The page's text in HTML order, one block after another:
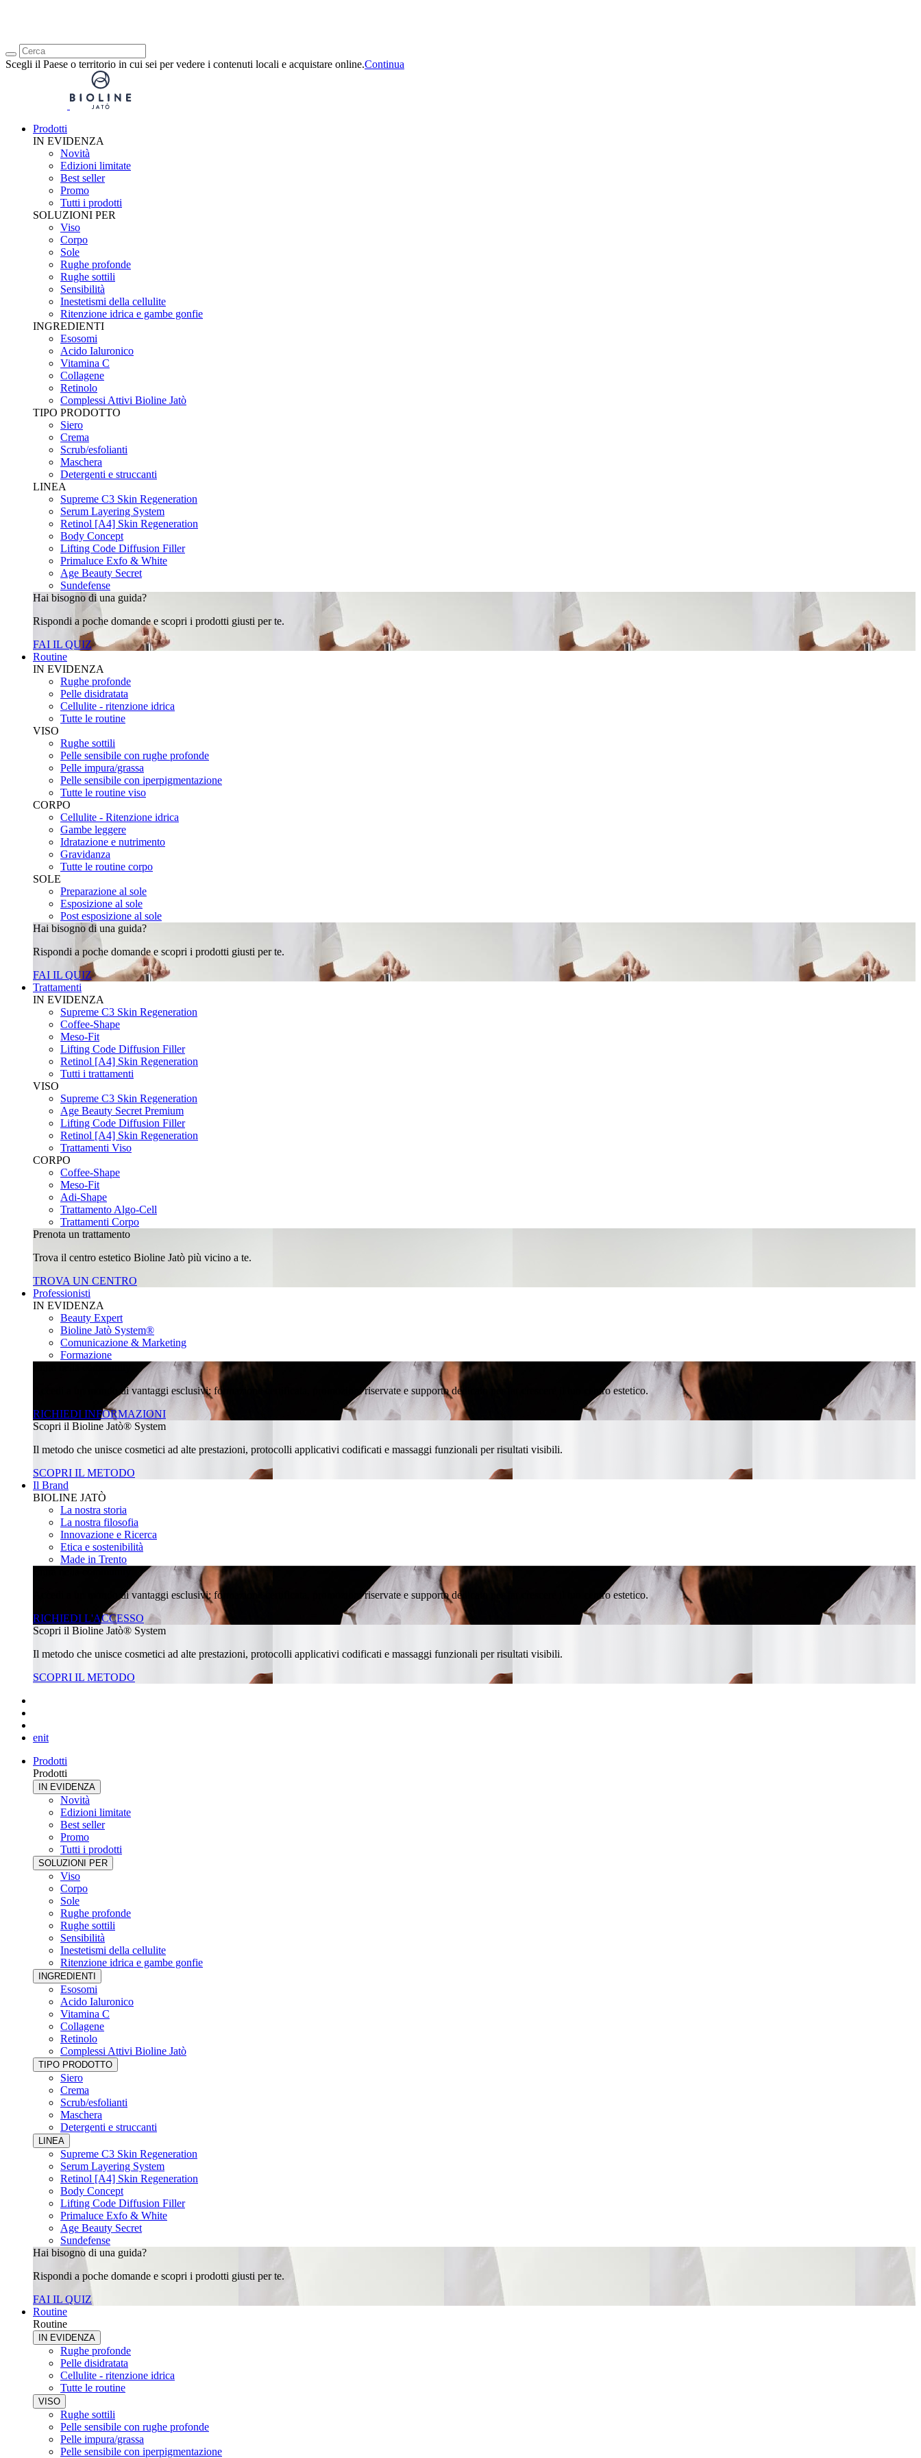
Scegli il Paese o territorio in cui sei per vedere i contenuti locali e acquistare online.Continua
Prodotti
IN EVIDENZA
Novità
Edizioni limitate
Best seller
Promo
Tutti i prodotti
SOLUZIONI PER
Viso
Corpo
Sole
Rughe profonde
Rughe sottili
Sensibilità
Inestetismi della cellulite
Ritenzione idrica e gambe gonfie
INGREDIENTI
Esosomi
Acido Ialuronico
Vitamina C
Collagene
Retinolo
Complessi Attivi Bioline Jatò
TIPO PRODOTTO
Siero
Crema
Scrub/esfolianti
Maschera
Detergenti e struccanti
LINEA
Supreme C3 Skin Regeneration
Serum Layering System
Retinol [A4] Skin Regeneration
Body Concept
Lifting Code Diffusion Filler
Primaluce Exfo & White
Age Beauty Secret
Sundefense
Hai bisogno di una guida?
Rispondi a poche domande e scopri i prodotti giusti per te.
FAI IL QUIZ
Routine
IN EVIDENZA
Rughe profonde
Pelle disidratata
Cellulite - ritenzione idrica
Tutte le routine
VISO
Rughe sottili
Pelle sensibile con rughe profonde
Pelle impura/grassa
Pelle sensibile con iperpigmentazione
Tutte le routine viso
CORPO
Cellulite - Ritenzione idrica
Gambe leggere
Idratazione e nutrimento
Gravidanza
Tutte le routine corpo
SOLE
Preparazione al sole
Esposizione al sole
Post esposizione al sole
Hai bisogno di una guida?
Rispondi a poche domande e scopri i prodotti giusti per te.
FAI IL QUIZ
Trattamenti
IN EVIDENZA
Supreme C3 Skin Regeneration
Coffee-Shape
Meso-Fit
Lifting Code Diffusion Filler
Retinol [A4] Skin Regeneration
Tutti i trattamenti
VISO
Supreme C3 Skin Regeneration
Age Beauty Secret Premium
Lifting Code Diffusion Filler
Retinol [A4] Skin Regeneration
Trattamenti Viso
CORPO
Coffee-Shape
Meso-Fit
Adi-Shape
Trattamento Algo-Cell
Trattamenti Corpo
Prenota un trattamento
Trova il centro estetico Bioline Jatò più vicino a te.
TROVA UN CENTRO
Professionisti
IN EVIDENZA
Beauty Expert
Bioline Jatò System®
Comunicazione & Marketing
Formazione
Accedi a un mondo di vantaggi esclusivi: formazione certificata, promozioni riservate e supporto dedicato per far crescere il tuo centro estetico.
RICHIEDI INFORMAZIONI
Scopri il Bioline Jatò® System
Il metodo che unisce cosmetici ad alte prestazioni, protocolli applicativi codificati e massaggi funzionali per risultati visibili.
SCOPRI IL METODO
Il Brand
BIOLINE JATÒ
La nostra storia
La nostra filosofia
Innovazione e Ricerca
Etica e sostenibilità
Made in Trento
Accedi a un mondo di vantaggi esclusivi: formazione certificata, promozioni riservate e supporto dedicato per far crescere il tuo centro estetico.
RICHIEDI L'ACCESSO
Scopri il Bioline Jatò® System
Il metodo che unisce cosmetici ad alte prestazioni, protocolli applicativi codificati e massaggi funzionali per risultati visibili.
SCOPRI IL METODO
enit
Prodotti
Prodotti
IN EVIDENZA
Novità
Edizioni limitate
Best seller
Promo
Tutti i prodotti
SOLUZIONI PER
Viso
Corpo
Sole
Rughe profonde
Rughe sottili
Sensibilità
Inestetismi della cellulite
Ritenzione idrica e gambe gonfie
INGREDIENTI
Esosomi
Acido Ialuronico
Vitamina C
Collagene
Retinolo
Complessi Attivi Bioline Jatò
TIPO PRODOTTO
Siero
Crema
Scrub/esfolianti
Maschera
Detergenti e struccanti
LINEA
Supreme C3 Skin Regeneration
Serum Layering System
Retinol [A4] Skin Regeneration
Body Concept
Lifting Code Diffusion Filler
Primaluce Exfo & White
Age Beauty Secret
Sundefense
Hai bisogno di una guida?
Rispondi a poche domande e scopri i prodotti giusti per te.
FAI IL QUIZ
Routine
Routine
IN EVIDENZA
Rughe profonde
Pelle disidratata
Cellulite - ritenzione idrica
Tutte le routine
VISO
Rughe sottili
Pelle sensibile con rughe profonde
Pelle impura/grassa
Pelle sensibile con iperpigmentazione